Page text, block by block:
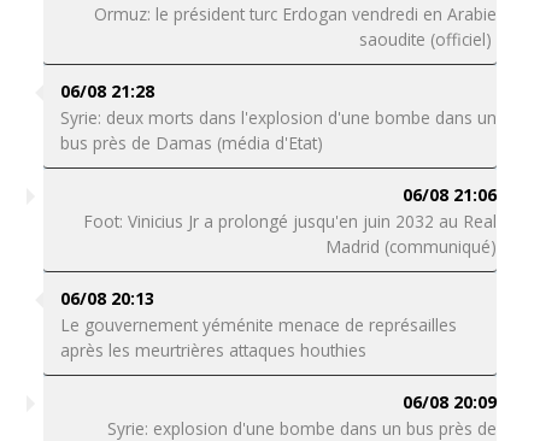
Ormuz: le président turc Erdogan vendredi en Arabie
saoudite (officiel)
06/08 21:28
Syrie: deux morts dans l'explosion d'une bombe dans un
bus près de Damas (média d'Etat)
06/08 21:06
Foot: Vinicius Jr a prolongé jusqu'en juin 2032 au Real
Madrid (communiqué)
06/08 20:13
Le gouvernement yéménite menace de représailles
après les meurtrières attaques houthies
06/08 20:09
Syrie: explosion d'une bombe dans un bus près de